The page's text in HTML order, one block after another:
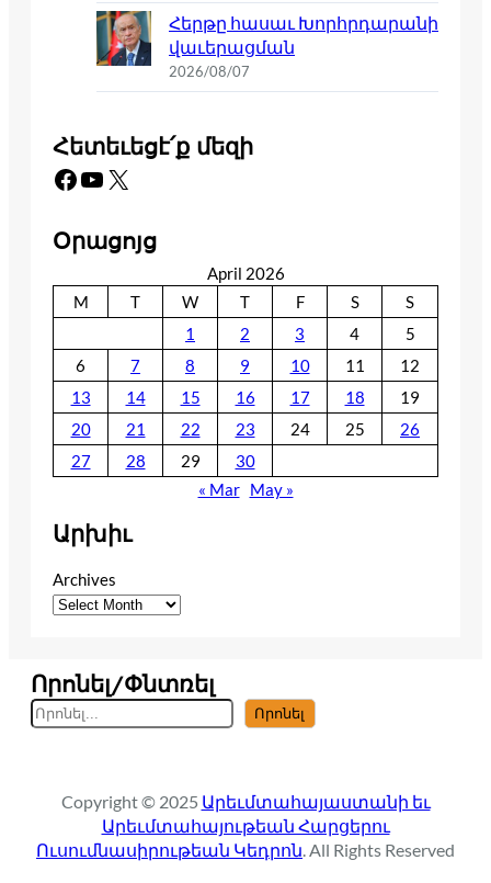
Հերթը հասաւ Խորհրդարանի
վաւերացման
2026/08/07
Հետեւեցէ՛ք մեզի
Facebook YouTube X
Օրացոյց
April 2026
M
T W T F S
S
1
2 3 4
5
6
7 8 9 10 11
12
13
14 15 16 17 18
19
20
21 22 23 24 25
26
27
28 29
30
« Mar May »
Արխիւ
Archives
Որոնել/Փնտռել
S
e
c
h
Որոնել
Copyright © 2025 Արեւմտահայաստանի եւ
Արեւմտահայութեան Հարցերու
Ուսումնասիրութեան Կեդրոն. All Rights Reserved